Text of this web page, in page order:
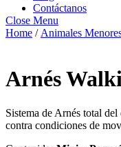
Contáctanos
Close Menu
Home / Animales
Arnés
Sistema de Arnés total
contra condiciones de